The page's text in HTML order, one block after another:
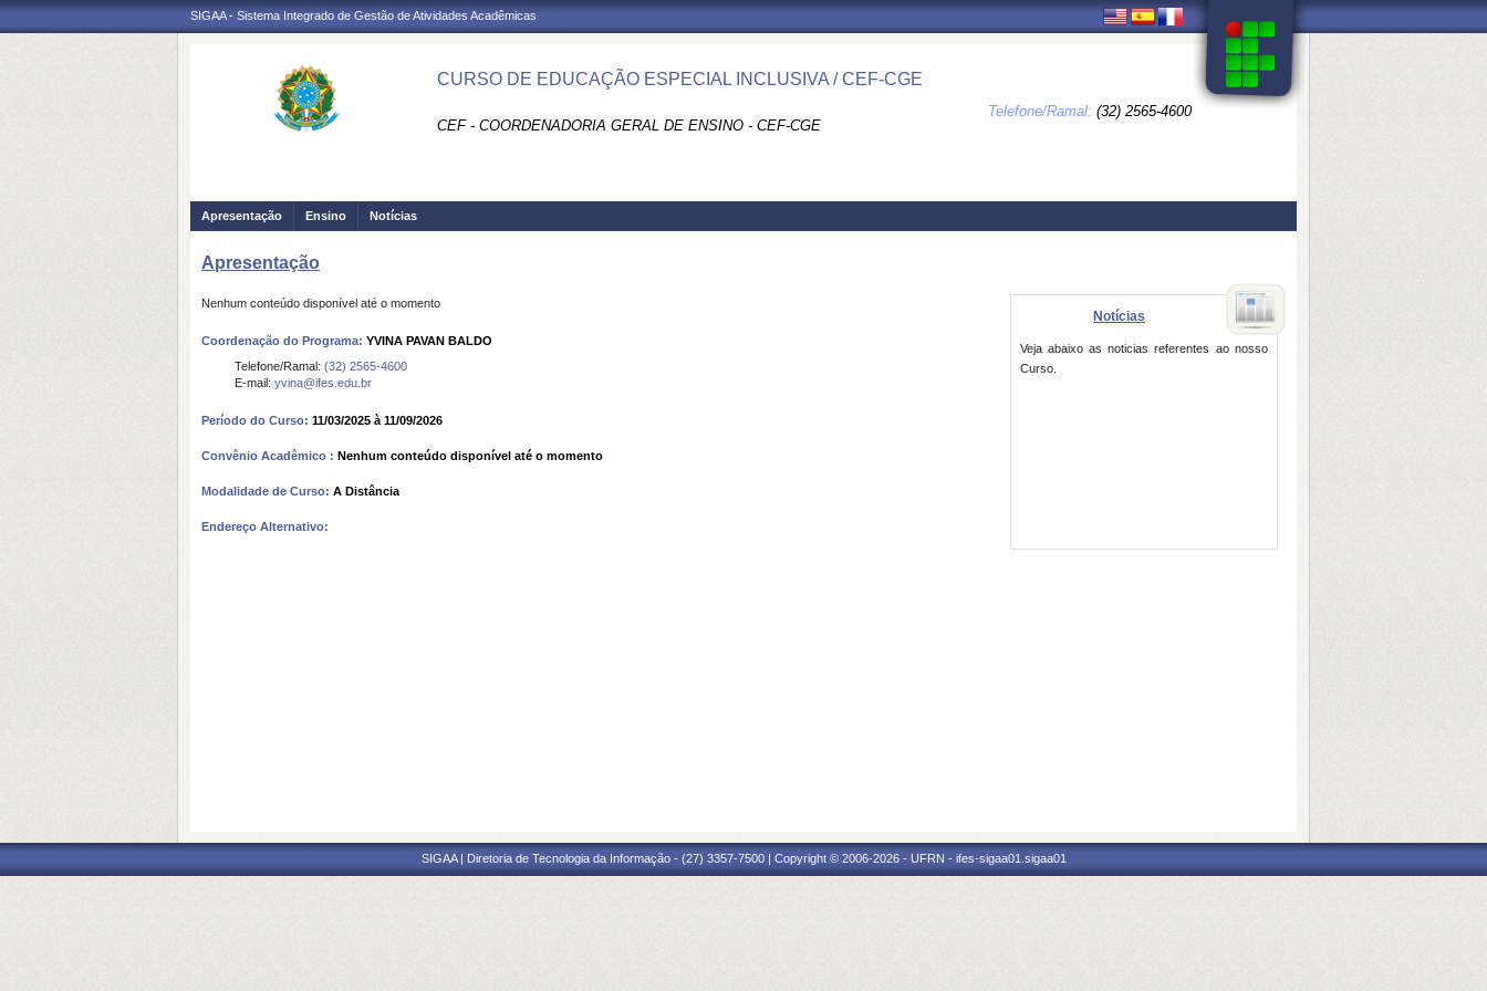
SIGAA - Sistema Integrado de Gestão de Atividades Acadêmicas
CURSO DE EDUCAÇÃO ESPECIAL INCLUSIVA / CEF-CGE
CEF - COORDENADORIA GERAL DE ENSINO - CEF-CGE
Telefone/Ramal: (32) 2565-4600
Apresentação Ensino Notícias
Apresentação
Nenhum conteúdo disponível até o momento
Coordenação do Programa: YVINA PAVAN BALDO
Telefone/Ramal: (32) 2565-4600
E-mail: yvina@ifes.edu.br
Período do Curso: 11/03/2025 à 11/09/2026
Convênio Acadêmico : Nenhum conteúdo disponível até o momento
Modalidade de Curso: A Distância
Endereço Alternativo:
Notícias
Veja abaixo as noticias referentes ao nosso
Curso.
SIGAA | Diretoria de Tecnologia da Informação - (27) 3357-7500 | Copyright © 2006-2026 - UFRN - ifes-sigaa01.sigaa01